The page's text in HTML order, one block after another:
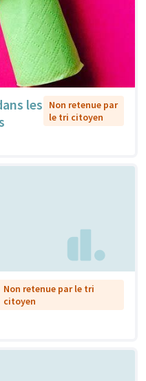
les
Non retenue par
le tri citoyen
Non retenue par le tri
citoyen